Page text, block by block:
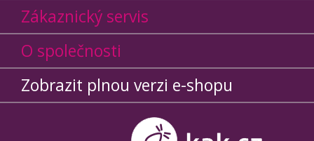
Zákaznický servis
O společnosti
Zobrazit plnou verzi e-shopu